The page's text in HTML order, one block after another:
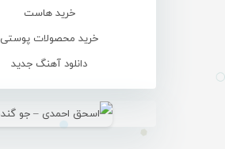
خرید هاست
خرید محصولات پوستی
دانلود آهنگ جدید